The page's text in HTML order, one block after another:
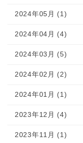
2024年05月 (1)
2024年04月 (4)
2024年03月 (5)
2024年02月 (2)
2024年01月 (1)
2023年12月 (4)
2023年11月 (1)